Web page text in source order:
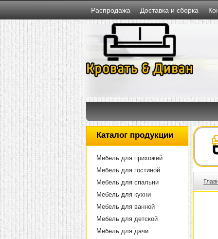
Распродажа Доставка и сборка
Каталог продукции
Мебель для прихожей
Мебель для гостиной
Мебель для спальни
Мебель для кухни
Мебель для ванной
Мебель для детской
Мебель для дачи